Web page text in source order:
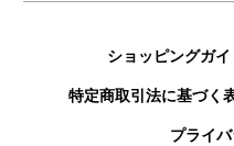
ショッピングガイ
特定商取引法に基づく
プライ